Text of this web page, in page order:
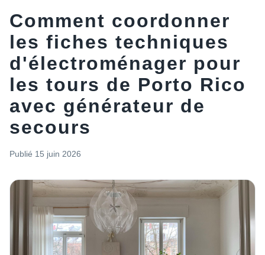
Comment coordonner
les fiches techniques
d'électroménager pour
les tours de Porto Rico
avec générateur de
secours
Publié 15 juin 2026